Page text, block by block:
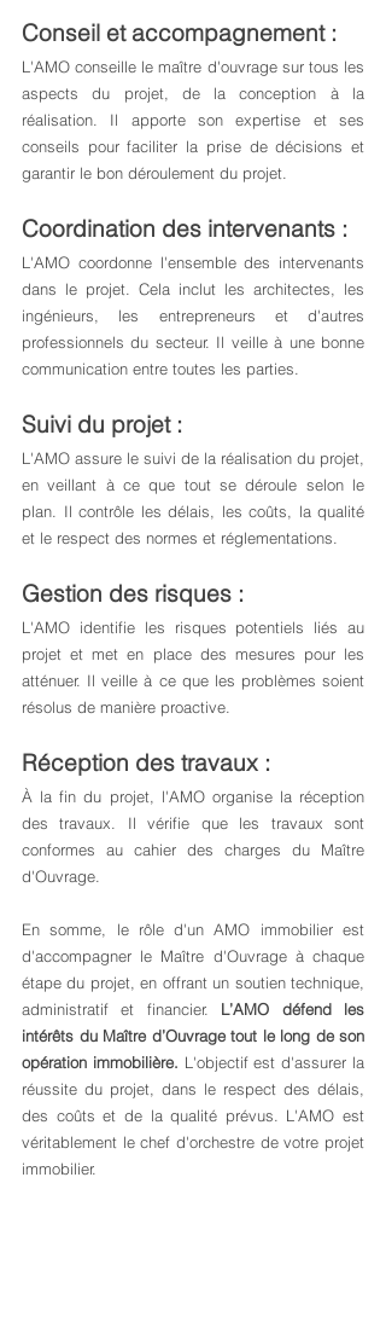
Conseil et accompagnement :
L'AMO conseille le maître d'ouvrage sur tous les
aspects du projet, de la conception à la
réalisation. Il apporte son expertise et ses
conseils pour faciliter la prise de décisions et
garantir le bon déroulement du projet.
Coordination des intervenants :
L'AMO coordonne l'ensemble des intervenants
dans le projet. Cela inclut les architectes, les
ingénieurs, les entrepreneurs et d'autres
professionnels du secteur. Il veille à une bonne
communication entre toutes les parties.
Suivi du projet :
L'AMO assure le suivi de la réalisation du projet,
en veillant à ce que tout se déroule selon le
plan. Il contrôle les délais, les coûts, la qualité
et le respect des normes et réglementations.
Gestion des risques :
L'AMO identifie les risques potentiels liés au
projet et met en place des mesures pour les
atténuer. Il veille à ce que les problèmes soient
résolus de manière proactive.
Réception des travaux :
À la fin du projet, l'AMO organise la réception
des travaux. Il vérifie que les travaux sont
conformes au cahier des charges du Maître
d'Ouvrage.
En somme, le rôle d'un AMO immobilier est
d'accompagner le Maître d'Ouvrage à chaque
étape du projet, en offrant un soutien technique,
administratif et financier. L’AMO défend les
intérêts du Maître d’Ouvrage tout le long de son
opération immobilière. L'objectif est d'assurer la
réussite du projet, dans le respect des délais,
des coûts et de la qualité prévus. L'AMO est
véritablement le chef d'orchestre de votre projet
immobilier.